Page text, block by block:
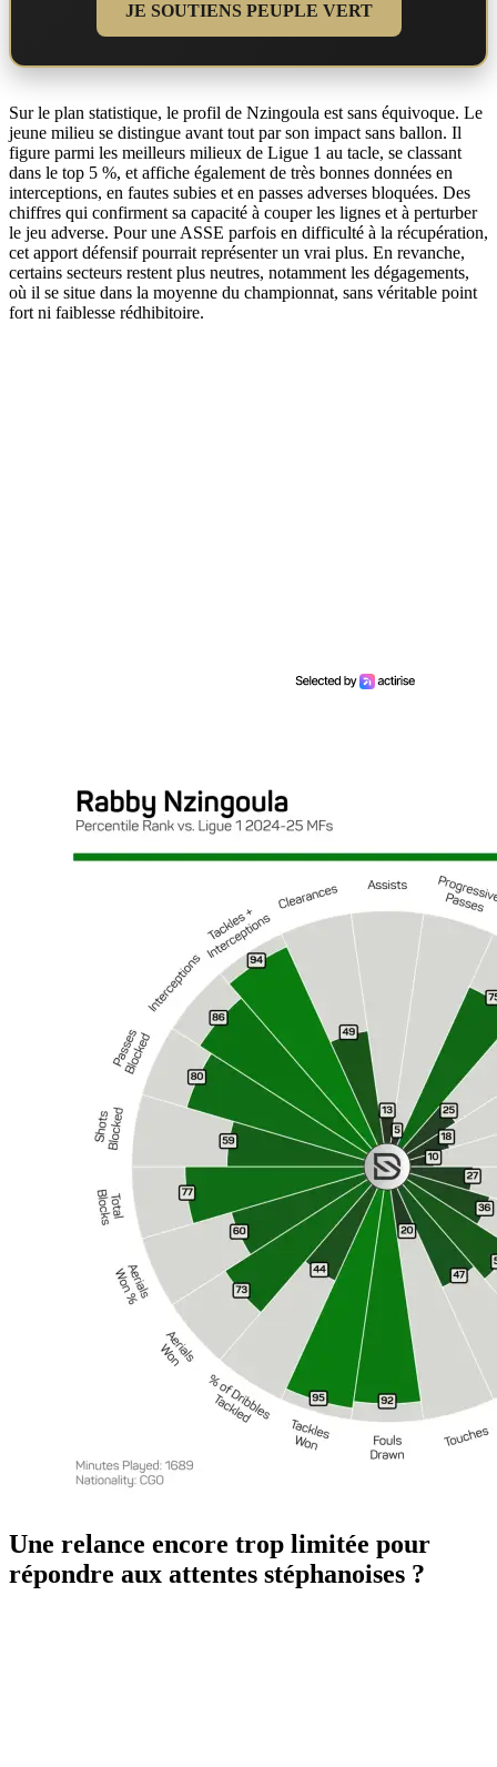
JE SOUTIENS PEUPLE VERT
Sur le plan statistique, le profil de Nzingoula est sans équivoque. Le
jeune milieu se distingue avant tout par son impact sans ballon. Il
figure parmi les meilleurs milieux de Ligue 1 au tacle, se classant
dans le top 5 %, et affiche également de très bonnes données en
interceptions, en fautes subies et en passes adverses bloquées. Des
chiffres qui confirment sa capacité à couper les lignes et à perturber
le jeu adverse. Pour une ASSE parfois en difficulté à la récupération,
cet apport défensif pourrait représenter un vrai plus. En revanche,
certains secteurs restent plus neutres, notamment les dégagements,
où il se situe dans la moyenne du championnat, sans véritable point
fort ni faiblesse rédhibitoire.
Une relance encore trop limitée pour
répondre aux attentes stéphanoises ?